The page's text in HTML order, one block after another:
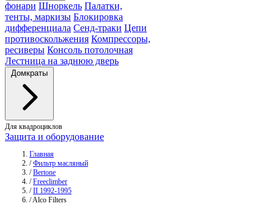
фонари Шноркель Палатки,
тенты, маркизы Блокировка
дифференциала Сенд-траки Цепи
противоскольжения Компрессоры,
ресиверы Консоль потолочная
Лестница на заднюю дверь
Домкраты
Для квадроциклов
Защита и оборудование
Главная
/ Фильтр масляный
/ Bertone
/ Freeclimber
/ II 1992-1995
/Alco Filters